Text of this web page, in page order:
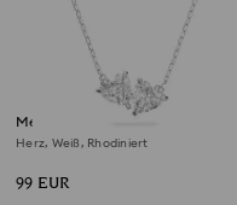
Mesmera Halskette
Herz, Weiß, Rhodiniert
99 EUR